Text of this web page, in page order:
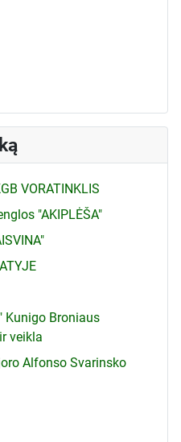
VORATINKLIS
"AKIPLĖŠA"
Kunigo Broniaus
veikla
Alfonso Svarinsko